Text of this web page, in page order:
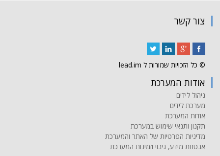
צור קשר
© כל הזכויות שמורות ל lead.im
אודות המערכת
ניהול לידים
מערכת לידים
אודות המערכת
תקנון ותנאי שימוש במערכת
מדיניות הפרטיות של האתר והמערכת
אבטחת מידע, גיבוי וזמינות המערכת